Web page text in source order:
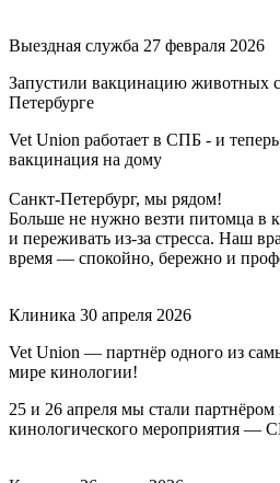
Выездная служба 27 февраля 2026
Запустили вакцинацию животных
Петербурге
Vet Union работает в СПБ - и
вакцинация на дому
Санкт-Петербург, мы рядом!
Больше не нужно везти питомца в
и переживать из-за стресса. Наш
время — спокойно, бережно и
Клиника 30 апреля 2026
Vet Union — партнёр одного из
мире кинологии!
25 и 26 апреля мы стали
кинологического мероприятия —